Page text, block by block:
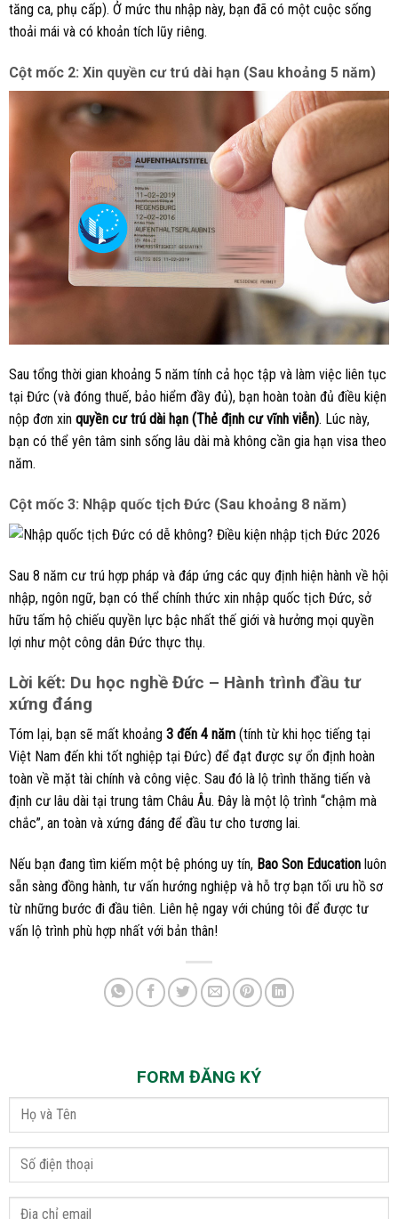
tăng ca, phụ cấp). Ở mức thu nhập này, bạn đã có một cuộc sống
thoải mái và có khoản tích lũy riêng.
Cột mốc 2: Xin quyền cư trú dài hạn (Sau khoảng 5 năm)
Sau tổng thời gian khoảng 5 năm tính cả học tập và làm việc liên tục
tại Đức (và đóng thuế, bảo hiểm đầy đủ), bạn hoàn toàn đủ điều kiện
nộp đơn xin quyền cư trú dài hạn (Thẻ định cư vĩnh viễn). Lúc này,
bạn có thể yên tâm sinh sống lâu dài mà không cần gia hạn visa theo
năm.
Cột mốc 3: Nhập quốc tịch Đức (Sau khoảng 8 năm)
Sau 8 năm cư trú hợp pháp và đáp ứng các quy định hiện hành về hội
nhập, ngôn ngữ, bạn có thể chính thức xin nhập quốc tịch Đức, sở
hữu tấm hộ chiếu quyền lực bậc nhất thế giới và hưởng mọi quyền
lợi như một công dân Đức thực thụ.
Lời kết: Du học nghề Đức – Hành trình đầu tư
xứng đáng
Tóm lại, bạn sẽ mất khoảng 3 đến 4 năm (tính từ khi học tiếng tại
Việt Nam đến khi tốt nghiệp tại Đức) để đạt được sự ổn định hoàn
toàn về mặt tài chính và công việc. Sau đó là lộ trình thăng tiến và
định cư lâu dài tại trung tâm Châu Âu. Đây là một lộ trình “chậm mà
chắc”, an toàn và xứng đáng để đầu tư cho tương lai.
Nếu bạn đang tìm kiếm một bệ phóng uy tín, Bao Son Education luôn
sẵn sàng đồng hành, tư vấn hướng nghiệp và hỗ trợ bạn tối ưu hồ sơ
từ những bước đi đầu tiên. Liên hệ ngay với chúng tôi để được tư
vấn lộ trình phù hợp nhất với bản thân!
FORM ĐĂNG KÝ